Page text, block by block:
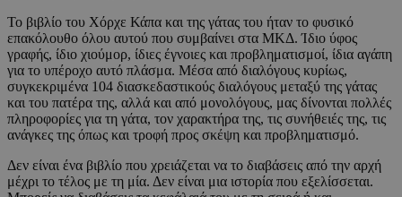
Το βιβλίο του Χόρχε Κάπα και της γάτας του ήταν το φυσικό
επακόλουθο όλου αυτού που συμβαίνει στα ΜΚΔ. Ίδιο ύφος
γραφής, ίδιο χιούμορ, ίδιες έγνοιες και προβληματισμοί, ίδια αγάπη
για το υπέροχο αυτό πλάσμα. Μέσα από διαλόγους κυρίως,
συγκεκριμένα 104 διασκεδαστικούς διαλόγους μεταξύ της γάτας
και του πατέρα της, αλλά και από μονολόγους, μας δίνονται πολλές
πληροφορίες για τη γάτα, τον χαρακτήρα της, τις συνήθειές της, τις
ανάγκες της όπως και τροφή προς σκέψη και προβληματισμό.
Δεν είναι ένα βιβλίο που χρειάζεται να το διαβάσεις από την αρχή
μέχρι το τέλος με τη μία. Δεν είναι μια ιστορία που εξελίσσεται.